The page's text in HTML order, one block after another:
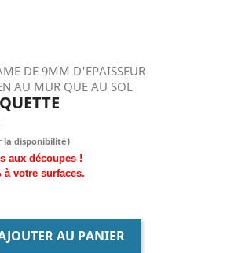
DE 9MM D'EPAISSEUR
AU MUR QUE AU SOL
la disponibilité)
aux découpes !
àvotre surfaces.
AU PANIER